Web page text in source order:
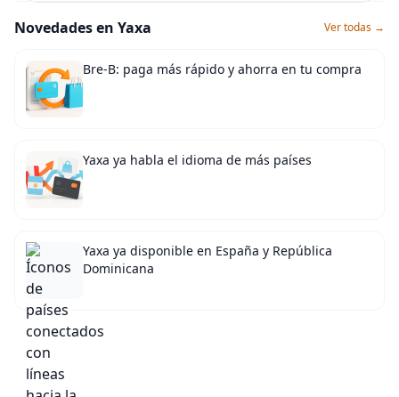
Novedades en Yaxa Ver todas →
Bre-B: paga más rápido y ahorra en tu compra
Yaxa ya habla el idioma de más países
Yaxa ya disponible en España y República
Dominicana